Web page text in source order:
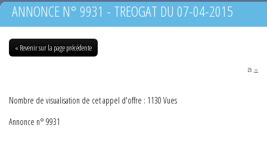
ANNONCE N° 9931 - TREOGAT DU 07-04-2015
« Revenir sur la page précédente
PDF
Nombre de visualisation de cet appel d'offre : 1130 Vues
Annonce n° 9931